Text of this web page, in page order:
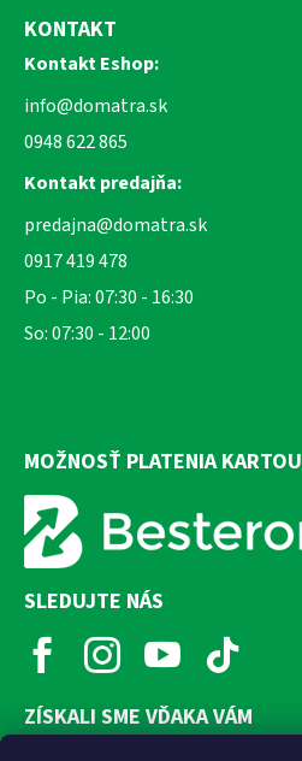
KONTAKT
Kontakt Eshop:
info@domatra.sk
0948 622 865
Kontakt predajňa:
predajna@domatra.sk
0917 419 478
Po - Pia: 07:30 - 16:30
So: 07:30 - 12:00
MOŽNOSŤ PLATENIA KARTOU
SLEDUJTE NÁS
ZÍSKALI SME VĎAKA VÁM